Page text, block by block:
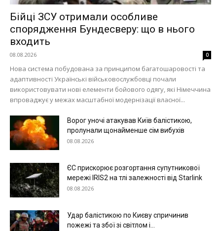
Україна
Економіка
Політика
Війна
Бійці ЗСУ отримали особливе
спорядження Бундесверу: що в нього
входить
08.08.2026 0
Нова система побудована за принципом багатошаровості та
адаптивності Українські військовослужбовці почали
використовувати нові елементи бойового одягу, які Німеччина
впроваджує у межах масштабної модернізації власної...
Ворог уночі атакував Київ балістикою,
пролунали щонайменше сім вибухів
08.08.2026
ЄС прискорює розгортання супутникової
мережі IRIS2 на тлі залежності від Starlink
08.08.2026
Удар балістикою по Києву спричинив
пожежі та збої зі світлом і...